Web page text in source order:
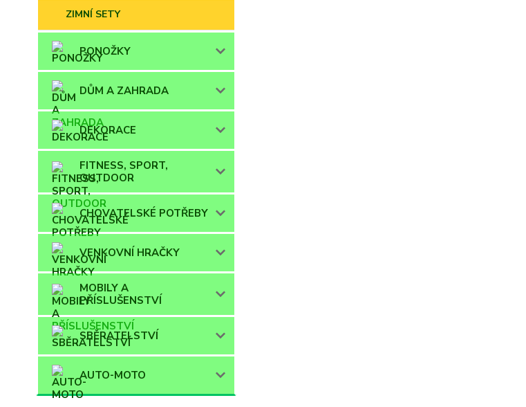
ZIMNÍ SETY
PONOŽKY
DŮM A ZAHRADA
DEKORACE
FITNESS, SPORT,
OUTDOOR
CHOVATELSKÉ POTŘEBY
VENKOVNÍ HRAČKY
MOBILY A
PŘÍSLUŠENSTVÍ
SBĚRATELSTVÍ
AUTO-MOTO